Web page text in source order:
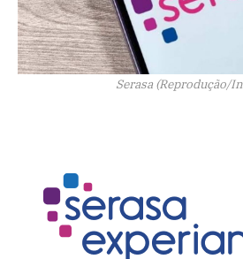
Serasa (Reprodução/